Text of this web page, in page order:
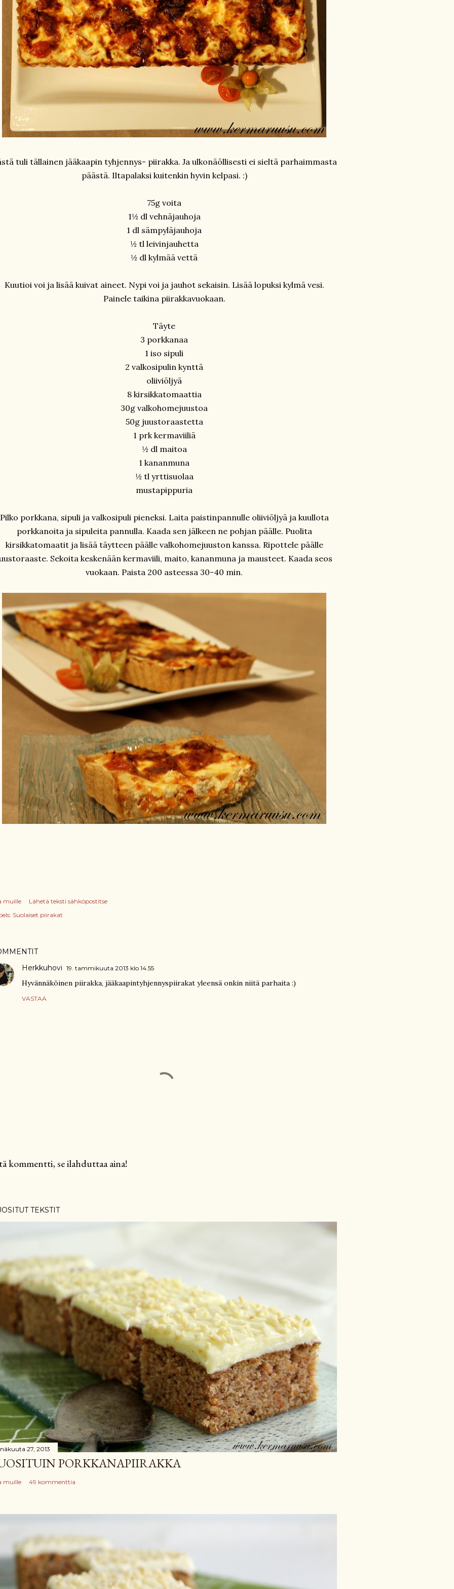
tuli tällainen jääkaapin tyhjennys- piirakka. Ja ulkonäöllisesti ei sieltä parhaimmasta
päästä. Iltapalaksi kuitenkin hyvin kelpasi. :)
75g voita
1½ dl vehnäjauhoja
1 dl sämpyläjauhoja
½ tl leivinjauhetta
½ dl kylmää vettä
Kuutioi voi ja lisää kuivat aineet. Nypi voi ja jauhot sekaisin. Lisää lopuksi kylmä vesi.
Painele taikina piirakkavuokaan.
Täyte
3 porkkanaa
1 iso sipuli
2 valkosipulin kynttä
oliiviöljyä
8 kirsikkatomaattia
30g valkohomejuustoa
50g juustoraastetta
1 prk kermaviiliä
½ dl maitoa
1 kananmuna
½ tl yrttisuolaa
mustapippuria
Pilko porkkana, sipuli ja valkosipuli pieneksi. Laita paistinpannulle oliiviöljyä ja kuullota
porkkanoita ja sipuleita pannulla. Kaada sen jälkeen ne pohjan päälle. Puolita
kirsikkatomaatit ja lisää täytteen päälle valkohomejuuston kanssa. Ripottele päälle
Sekoita keskenään kermaviili, maito, kananmuna ja mausteet. Kaada seos
vuokaan. Paista 200 asteessa 30-40 min.
muille
Lähetä teksti sähköpostitse
Suolaiset piirakat
Herkkuhovi 19. tammikuuta 2013 klo 14.55
Hyvännäköinen piirakka, jääkaapintyhjennyspiirakat yleensä onkin niitä parhaita :)
VASTAA
kommentti, se ilahduttaa aina!
TEKSTIT
27, 2013
PORKKANAPIIRAKKA
muille 49 kommenttia